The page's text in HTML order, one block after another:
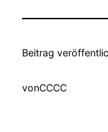
Beitrag
vonCCCC